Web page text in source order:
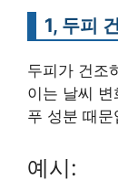
1, 두피
두피가 건조
이는 날씨
푸 성분 때문
예시: